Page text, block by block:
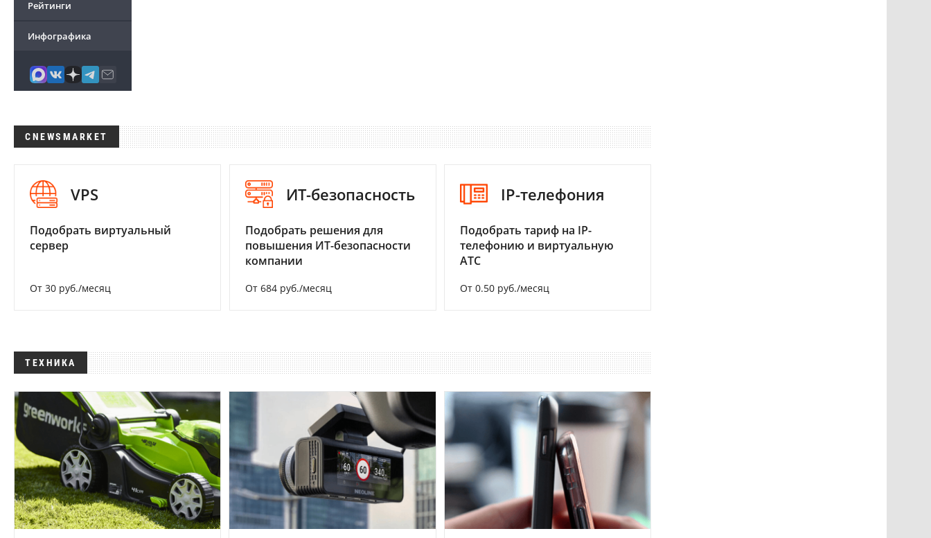
Рейтинги
Инфографика
CNEWSMARKET
VPS
Подобрать виртуальный
сервер
От 30 руб./месяц
ИТ-безопасность
Подобрать решения для
повышения ИТ-безопасности
компании
От 684 руб./месяц
IP-телефония
Подобрать тариф на IP-
телефонию и виртуальную
АТС
От 0.50 руб./месяц
ТЕХНИКА